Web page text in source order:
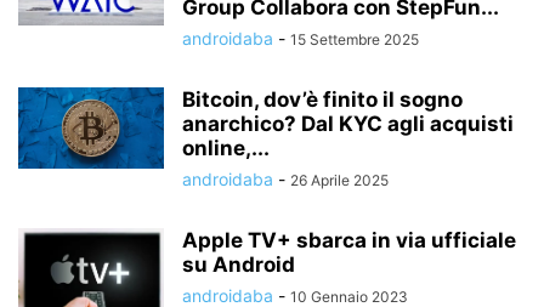
Group Collabora con StepFun...
androidaba - 15 Settembre 2025
Bitcoin, dov’è finito il sogno
anarchico? Dal KYC agli acquisti
online,...
androidaba - 26 Aprile 2025
Apple TV+ sbarca in via ufficiale
su Android
androidaba - 10 Gennaio 2023